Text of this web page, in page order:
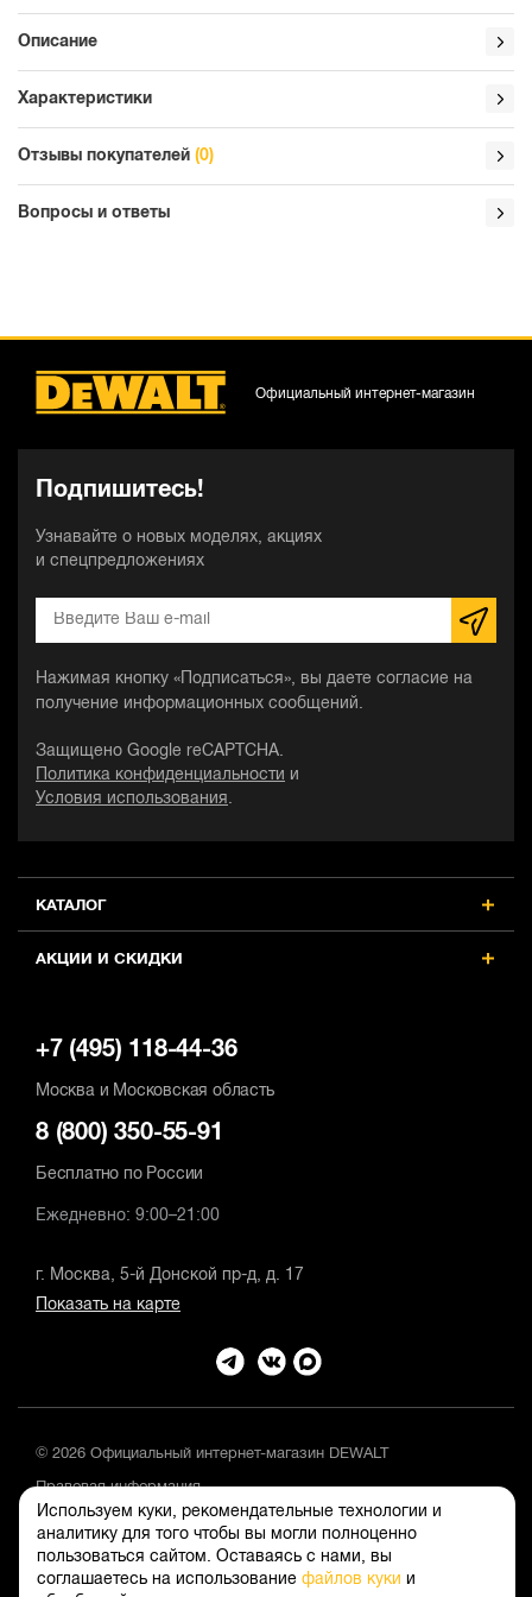
Используем куки, рекомендательные технологии и
аналитику для того чтобы вы могли полноценно
пользоваться сайтом. Оставаясь с нами, вы
соглашаетесь на использование файлов куки и
Описание
Характеристики
Отзывы покупателей (0)
Вопросы и ответы
КАТАЛОГ
АКЦИИ И СКИДКИ
Подпишитесь!
Узнавайте о новых моделях, акциях
и спецпредложениях
Нажимая кнопку «Подписаться», вы даете согласие на
получение информационных сообщений.
Защищено Google reCAPTCHA.
Политика конфиденциальности
и
Условия использования .
Официальный интернет-магазин
+7 (495) 118-44-36
Москва и Московская область
8 (800) 350-55-91
Бесплатно по России
Ежедневно: 9:00–21:00
г. Москва, 5-й Донской пр-д, д. 17
Показать на карте
© 2026 Официальный интернет-магазин DEWALT
Правовая информация
Положение об обработке и защите персональных данных